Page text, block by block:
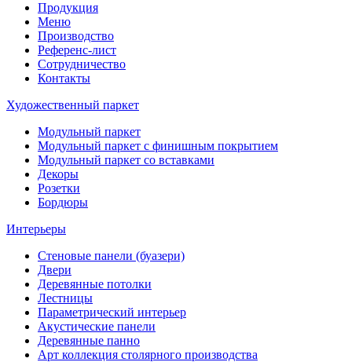
Продукция
Меню
Производство
Референс-лист
Сотрудничество
Контакты
Художественный паркет
Модульный паркет
Модульный паркет с финишным покрытием
Модульный паркет со вставками
Декоры
Розетки
Бордюры
Интерьеры
Стеновые панели (буазери)
Двери
Деревянные потолки
Лестницы
Параметрический интерьер
Акустические панели
Деревянные панно
Арт коллекция столярного производства